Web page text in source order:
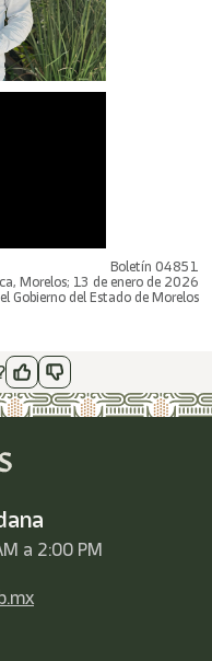
Boletín 04851
Morelos; 13 de enero de 2026
Gobierno del Estado de Morelos
a 2:00 PM